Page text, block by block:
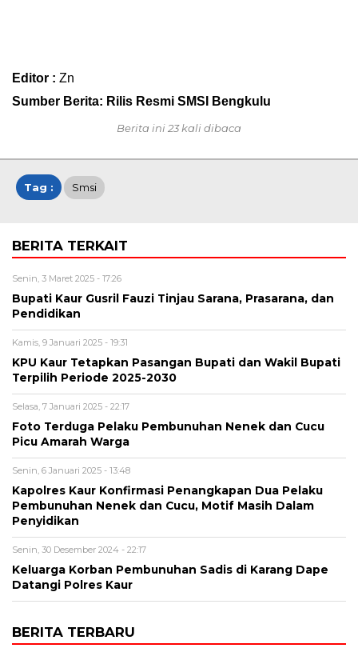
Editor : Zn
Sumber Berita: Rilis Resmi SMSI Bengkulu
Berita ini 23 kali dibaca
Tag : Smsi
BERITA TERKAIT
Senin, 3 Maret 2025 - 17:26
Bupati Kaur Gusril Fauzi Tinjau Sarana, Prasarana, dan
Pendidikan
Kamis, 9 Januari 2025 - 19:31
KPU Kaur Tetapkan Pasangan Bupati dan Wakil Bupati
Terpilih Periode 2025-2030
Selasa, 7 Januari 2025 - 22:17
Foto Terduga Pelaku Pembunuhan Nenek dan Cucu
Picu Amarah Warga
Senin, 6 Januari 2025 - 13:48
Kapolres Kaur Konfirmasi Penangkapan Dua Pelaku
Pembunuhan Nenek dan Cucu, Motif Masih Dalam
Penyidikan
Senin, 30 Desember 2024 - 22:17
Keluarga Korban Pembunuhan Sadis di Karang Dape
Datangi Polres Kaur
BERITA TERBARU